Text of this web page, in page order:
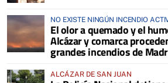
NO EXISTE NINGÚN INCENDIO
COMARCA
El olor a quemado y el
Alcázar y comarca
grandes incendios de
ALCÁZAR DE SAN JUAN